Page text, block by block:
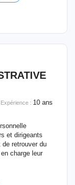
Expérience : 10 ans
et dirigeants
de retrouver du
charge leur